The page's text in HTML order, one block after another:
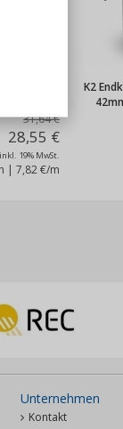
31,64 €
28,55 €
inkl. 19% MwSt.
|7,82 €/m
K2
Unternehmen
Kontakt